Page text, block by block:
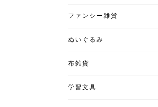
ファンシー雑貨
ぬいぐるみ
布雑貨
学習文具